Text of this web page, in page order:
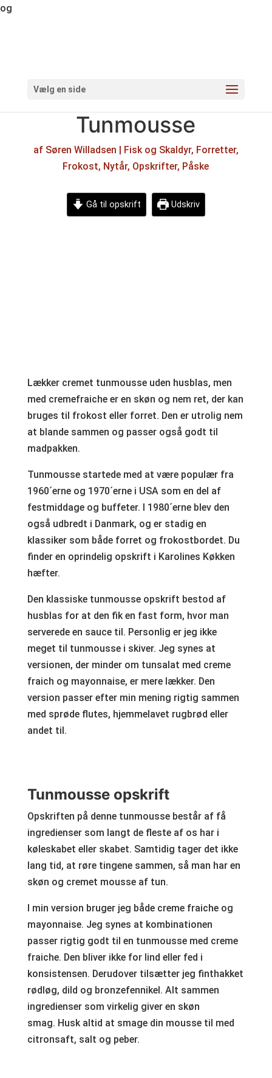
og
Vælg en side
Tunmousse
af Søren Willadsen | Fisk og Skaldyr, Forretter,
Frokost, Nytår, Opskrifter, Påske
Gå til opskrift Udskriv
Lækker cremet tunmousse uden husblas, men
med cremefraiche er en skøn og nem ret, der kan
bruges til frokost eller forret. Den er utrolig nem
at blande sammen og passer også godt til
madpakken.
Tunmousse startede med at være populær fra
1960´erne og 1970´erne i USA som en del af
festmiddage og buffeter. I 1980´erne blev den
også udbredt i Danmark, og er stadig en
klassiker som både forret og frokostbordet. Du
finder en oprindelig opskrift i Karolines Køkken
hæfter.
Den klassiske tunmousse opskrift bestod af
husblas for at den fik en fast form, hvor man
serverede en sauce til. Personlig er jeg ikke
meget til tunmousse i skiver. Jeg synes at
versionen, der minder om tunsalat med creme
fraich og mayonnaise, er mere lækker. Den
version passer efter min mening rigtig sammen
med sprøde flutes, hjemmelavet rugbrød eller
andet til.
Tunmousse opskrift
Opskriften på denne tunmousse består af få
ingredienser som langt de fleste af os har i
køleskabet eller skabet. Samtidig tager det ikke
lang tid, at røre tingene sammen, så man har en
skøn og cremet mousse af tun.
I min version bruger jeg både creme fraiche og
mayonnaise. Jeg synes at kombinationen
passer rigtig godt til en tunmousse med creme
fraiche. Den bliver ikke for lind eller fed i
konsistensen. Derudover tilsætter jeg finthakket
rødløg, dild og bronzefennikel. Alt sammen
ingredienser som virkelig giver en skøn
smag. Husk altid at smage din mousse til med
citronsaft, salt og peber.